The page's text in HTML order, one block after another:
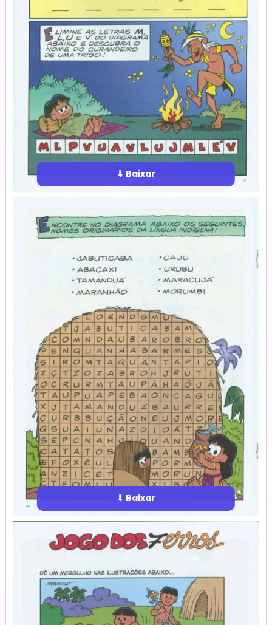
⬇ Baixar
⬇ Baixar